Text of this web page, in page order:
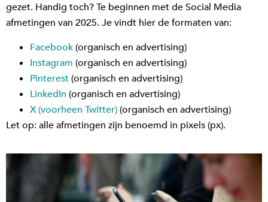
gezet. Handig toch? Te beginnen met de Social Media
afmetingen van 2025. Je vindt hier de formaten van:
Facebook(organisch en advertising)
Instagram (organisch en advertising)
Pinterest(organisch en advertising)
LinkedIn (organisch en advertising)
X (voorheen Twitter)(organisch en advertising)
Let op: alle afmetingen zijn benoemd in pixels (px).